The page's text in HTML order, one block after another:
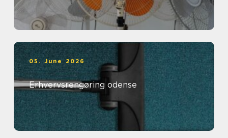
05. June 2026
Erhvervsrengøring odense